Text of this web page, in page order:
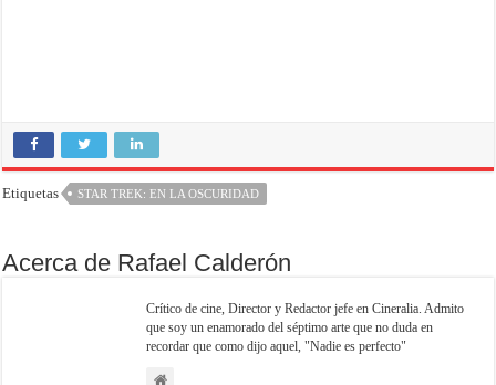
Etiquetas STAR TREK: EN LA OSCURIDAD
Acerca de Rafael Calderón
Crítico de cine, Director y Redactor jefe en Cineralia. Admito
que soy un enamorado del séptimo arte que no duda en
recordar que como dijo aquel, "Nadie es perfecto"